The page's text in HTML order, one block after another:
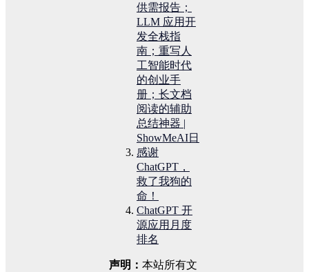
供需报告；
LLM 应用开
发全栈指
南；重写人
工智能时代
的创业手
册；长文档
阅读的辅助
总结神器 |
ShowMeAI日
感谢
ChatGPT，
救了我狗的
命！
ChatGPT 开
源应用月度
排名
声明： 本站所有文